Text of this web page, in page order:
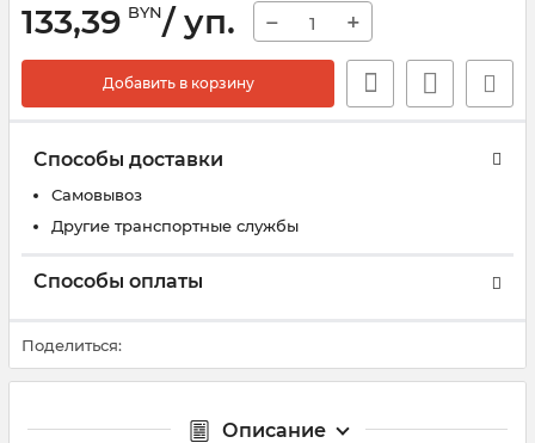
133,39 BYN/ уп. − +
Добавить в корзину
Способы доставки
Самовывоз
Другие транспортные службы
Способы оплаты
Поделиться:
Описание